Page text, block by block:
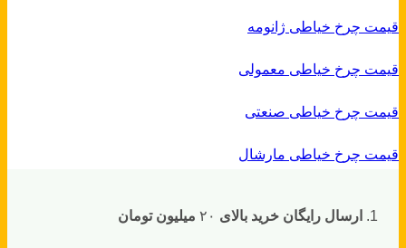
قیمت چرخ خیاطی ژانومه
قیمت چرخ خیاطی معمولی
قیمت چرخ خیاطی صنعتی
قیمت چرخ خیاطی مارشال
ارسال رایگان خرید بالای میلیون تومان